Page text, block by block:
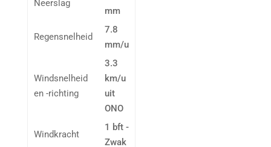
Neerslag
mm
Regensnelheid
7.8
mm/u
Windsnelheid
en -richting
3.3
km/u
uit
ONO
Windkracht
1 bft -
Zwak